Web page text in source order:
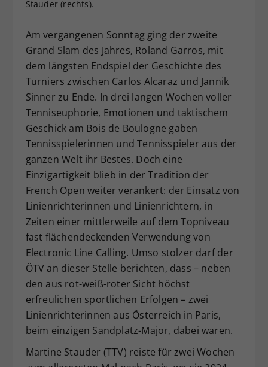
Stauder (rechts).
Am vergangenen Sonntag ging der zweite
Grand Slam des Jahres, Roland Garros, mit
dem längsten Endspiel der Geschichte des
Turniers zwischen Carlos Alcaraz und Jannik
Sinner zu Ende. In drei langen Wochen voller
Tenniseuphorie, Emotionen und taktischem
Geschick am Bois de Boulogne gaben
Tennisspielerinnen und Tennisspieler aus der
ganzen Welt ihr Bestes. Doch eine
Einzigartigkeit blieb in der Tradition der
French Open weiter verankert: der Einsatz von
Linienrichterinnen und Linienrichtern, in
Zeiten einer mittlerweile auf dem Topniveau
fast flächendeckenden Verwendung von
Electronic Line Calling. Umso stolzer darf der
ÖTV an dieser Stelle berichten, dass – neben
den aus rot-weiß-roter Sicht höchst
erfreulichen sportlichen Erfolgen – zwei
Linienrichterinnen aus Österreich in Paris,
beim einzigen Sandplatz-Major, dabei waren.
Martine Stauder (TTV) reiste für zwei Wochen
Zweck
zufällig generierte ID, für die
historische Speicherung Ihrer
vorgenommen Einstellungen, falls der
Webseiten-Betreiber dies eingestellt
hat.